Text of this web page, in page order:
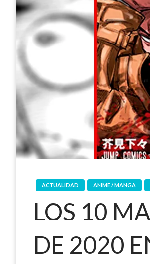
ACTUALIDAD ANIME / MANGA
LOS 10
DE 2020